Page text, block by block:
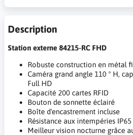
Description
Station externe 84215-RC FHD
Robuste construction en métal
Caméra grand angle 110 ° H,
Full HD
Capacité 200 cartes RFID
Bouton de sonnette éclairé
Boîte d'encastrement incluse
Résistance aux intempéries IP65
Meilleur vision nocturne grâce